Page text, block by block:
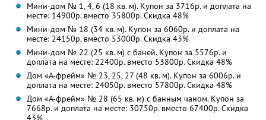
Мини-дом № 1, 4, 6 (18 кв. м). Купон за 3716р. и доплата на
месте: 14900р. вместо 35800р. Скидка 48%
Мини-дом № 18 (34 кв. м). Купон за 6060р. и доплата на
месте: 24150р. вместо 53000р. Скидка 43%
Мини-дом № 22 (25 кв. м) с баней. Купон за 5576р. и
доплата на месте: 22400р. вместо 53800р. Скидка 48%
Дом «А-фрейм» № 23, 25, 27 (48 кв. м). Купон за 6006р. и
доплата на месте: 24050р. вместо 57800р. Скидка 48%
Дом «А-фрейм» № 28 (65 кв. м) с банным чаном. Купон за
7668р. и доплата на месте: 30750р. вместо 67400р. Скидка
43%